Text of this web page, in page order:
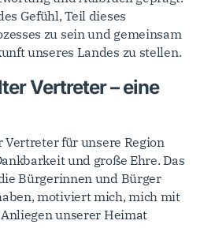
Gefühl, Teil dieses
zu sein und gemeinsam
unseres Landes zu stellen.
Vertreter – eine
für unsere Region
und große Ehre. Das
Bürgerinnen und Bürger
motiviert mich, mich mit
unserer Heimat